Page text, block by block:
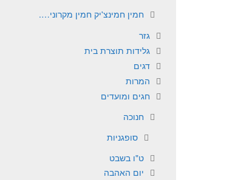
חמין חמינצ'יק חמין מקרוני….
גזר
גלידות תוצרת בית
דגים
המרות
חגים ומועדים
חנוכה
סופגניות
ט"ו בשבט
יום האהבה